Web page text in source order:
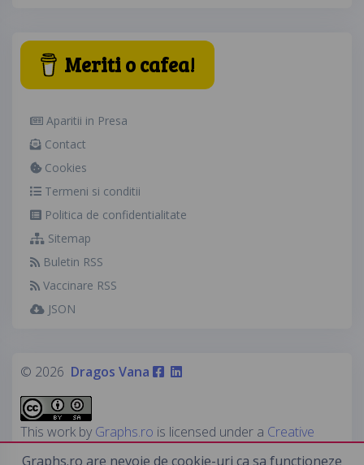
Graphs.ro are nevoie de cookie-uri ca sa functioneze
Meriti o cafea!
Aparitii in Presa
Contact
Cookies
Termeni si conditii
Politica de confidentialitate
Sitemap
Buletin RSS
Vaccinare RSS
JSON
© 2026 Dragos Vana
This work by Graphs.ro is licensed under a Creative
Commons Attribution-ShareAlike 4.0 International